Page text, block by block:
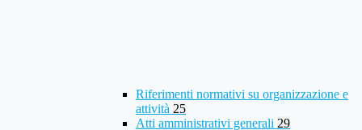
Riferimenti normativi su organizzazione e
attività 25
Atti amministrativi generali 29